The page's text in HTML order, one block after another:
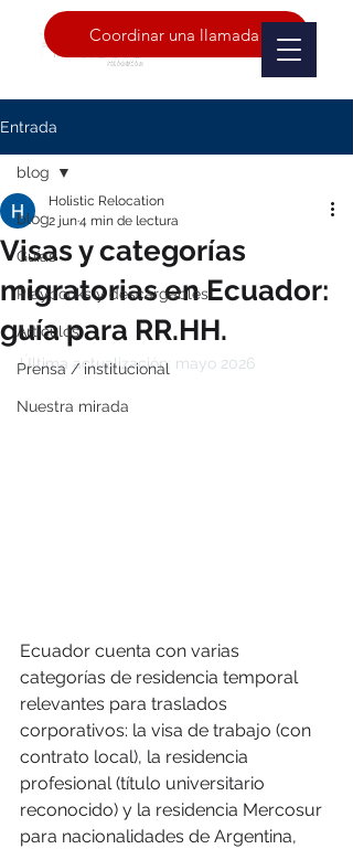
Coordinar una llamada
Entrada
blog
Guías
Playbooks y descargables
Artículos
Prensa / institucional
Nuestra mirada
blog
Visas y categorías
migratorias en Ecuador:
guía para RR.HH.
Holistic Relocation
2 jun4 min de lectura
Última actualización: mayo 2026
Ecuador cuenta con varias
categorías de residencia temporal
relevantes para traslados
corporativos: la visa de trabajo (con
contrato local), la residencia
profesional (título universitario
reconocido) y la residencia Mercosur
para nacionalidades de Argentina,